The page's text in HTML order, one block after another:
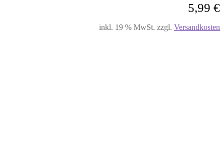
5,99 €
inkl. 19 % MwSt. zzgl. Versandkosten